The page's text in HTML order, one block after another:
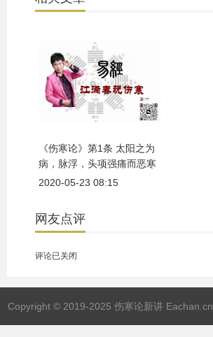
《伤寒论》第1条 太阳之为
病，脉浮，头项强痛而恶寒
2020-05-23 08:15
网友点评
评论已关闭
Copyright © 2019-2025 伤寒论新讲 Eachan.cn